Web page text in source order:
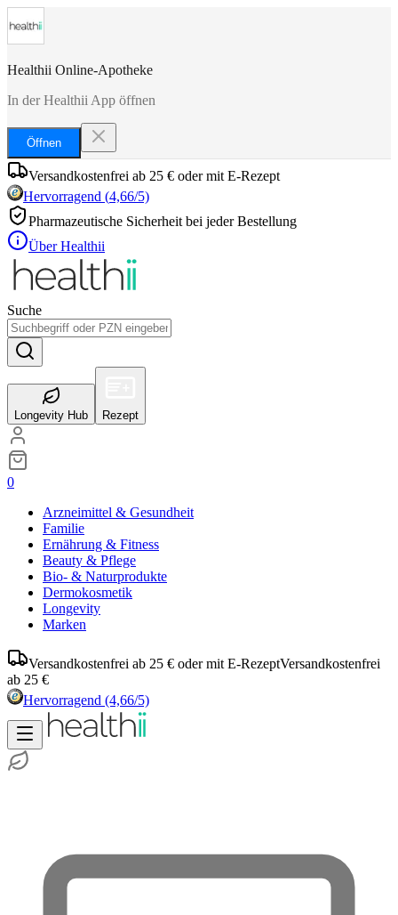
Healthii Online-Apotheke
In der Healthii App öffnen
Öffnen
Versandkostenfrei ab 25 € oder mit E-Rezept
Hervorragend (4,66/5)
Pharmazeutische Sicherheit bei jeder Bestellung
Über Healthii
Suche
Longevity Hub Rezept
0
Arzneimittel & Gesundheit
Familie
Ernährung & Fitness
Beauty & Pflege
Bio- & Naturprodukte
Dermokosmetik
Longevity
Marken
Versandkostenfrei ab 25 € oder mit E-RezeptVersandkostenfrei
ab 25 €
Hervorragend (4,66/5)